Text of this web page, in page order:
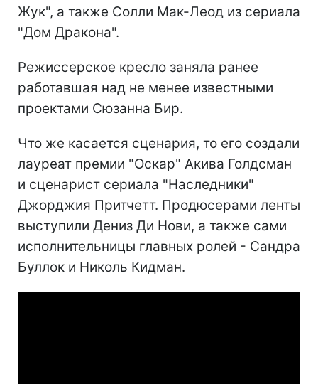
Жук", а также Солли Мак-Леод из сериала
"Дом Дракона".
Режиссерское кресло заняла ранее
работавшая над не менее известными
проектами Сюзанна Бир.
Что же касается сценария, то его создали
лауреат премии "Оскар" Акива Голдсман
и сценарист сериала "Наследники"
Джорджия Притчетт. Продюсерами ленты
выступили Дениз Ди Нови, а также сами
исполнительницы главных ролей - Сандра
Буллок и Николь Кидман.